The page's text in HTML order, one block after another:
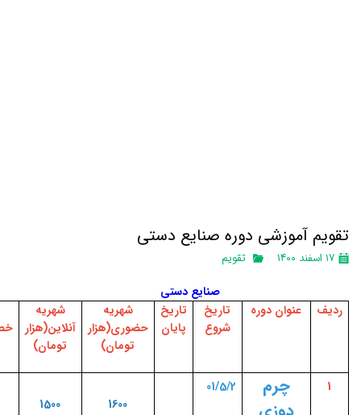
تقویم آموزشی دوره صنایع دستی
۱۷ اسفند ۱۴۰۰ تقویم
صنایع دستی
ردیف
عنوان دوره
تاریخ
شروع
تاریخ
پایان
شهریه
حضوری(هزار
تومان)
شهریه
آنلاین(هزار
تومان)
1
چرم
01/5/2
1600
1500